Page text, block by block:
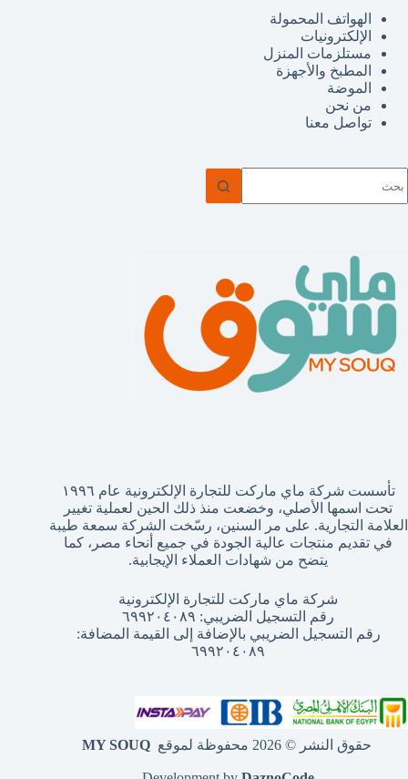
الهواتف المحمولة
الإلكترونيات
مستلزمات المنزل
المطبخ والأجهزة
الموضة
من نحن
تواصل معنا
توجد
تأسست شركة ماي ماركت للتجارة الإلكترونية عام ١٩٩٦
تحت اسمها الأصلي، وخضعت منذ ذلك الحين لعملية تغيير
العلامة التجارية. على مر السنين، رسّخت الشركة سمعة طيبة
في تقديم منتجات عالية الجودة في جميع أنحاء مصر، كما
يتضح من شهادات العملاء الإيجابية.
شركة ماي ماركت للتجارة الإلكترونية
رقم التسجيل الضريبي: ٦٩٩٢٠٤٠٨٩
رقم التسجيل الضريبي بالإضافة إلى القيمة المضافة:
٦٩٩٢٠٤٠٨٩
حقوق النشر © 2026 محفوظة لموقع MY SOUQ